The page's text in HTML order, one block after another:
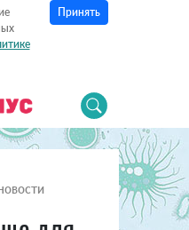
Принять